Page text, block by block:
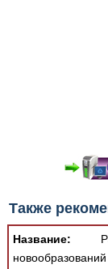
При
различные
отсутствия
изменения
Также
Название:
новообразований